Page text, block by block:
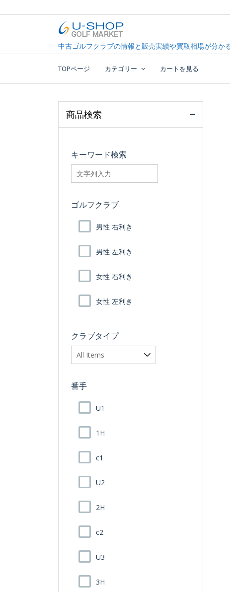
to
U-SHOP Golf Market
中古ゴルフクラブ最大級！U-SHOPゴルフマーケット
中古ゴルフクラブの情報と販売実績や買取相場が分か
TOPページ カテゴリー カートを見る
商品検索
キーワード検索
searchfilter_pro
ゴルフクラブ
男性 右利き
男性 左利き
女性 右利き
女性 左利き
クラブタイプ
番手
U1
1H
c1
U2
2H
c2
U3
3H